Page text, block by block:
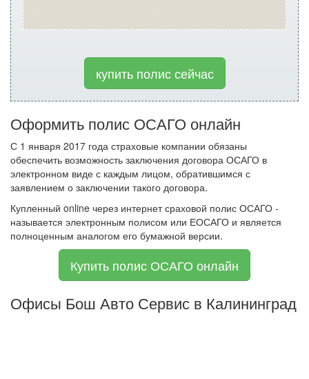
купить полис сейчас
Оформить полис ОСАГО онлайн
С 1 января 2017 года страховые компании обязаны
обеспечить возможность заключения договора ОСАГО в
электронном виде с каждым лицом, обратившимся с
заявлением о заключении такого договора.
Купленный online через интернет сраховой полис ОСАГО -
называется электронным полисом или ЕОСАГО и является
полноценным аналогом его бумажной версии.
Купить полис ОСАГО онлайн
Офисы Бош Авто Сервис в Калининград